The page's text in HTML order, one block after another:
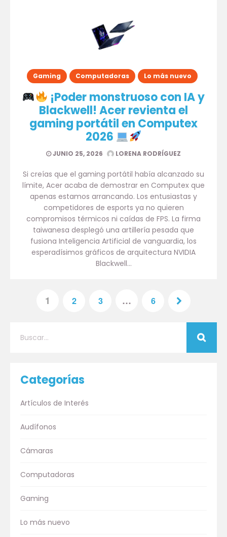
Gaming Computadoras Lo más nuevo
¡Poder monstruoso con IA y
Blackwell! Acer revienta el
gaming portátil en Computex
2026
JUNIO 25, 2026 LORENA RODRÍGUEZ
Si creías que el gaming portátil había alcanzado su
límite, Acer acaba de demostrar en Computex que
apenas estamos arrancando. Los entusiastas y
competidores de esports ya no quieren
compromisos térmicos ni caídas de FPS. La firma
taiwanesa desplegó una artillería pesada que
fusiona Inteligencia Artificial de vanguardia, los
esperadísimos gráficos de arquitectura NVIDIA
Blackwell…
1 2 3 … 6
Categorías
Artículos de Interés
Audífonos
Cámaras
Computadoras
Gaming
Lo más nuevo